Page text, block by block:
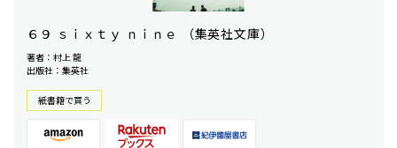
６９ ｓｉｘｔｙ ｎｉｎｅ （集英社文庫）
著者：村上 龍
出版社：集英社
紙書籍で買う